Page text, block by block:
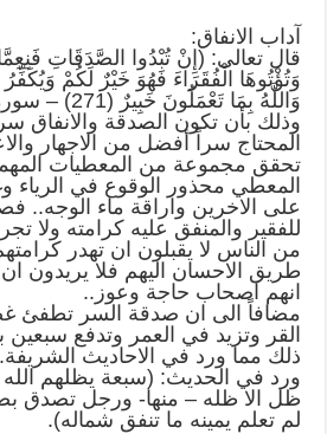
آداب الانفاق:
قال تعالى: (إِنْ تُبْدُوا الصَّدَقَاتِ
وَتُؤْتُوهَا الْفُقَرَاءَ فَهُوَ خَيْرٌ لَكُمْ
وَاللَّهُ بِمَا تَعْمَلُونَ خَبِيرٌ (271) – سورة البقرة-.
وذلك بأن تكون الصدقة والانفاق
المحتاج سراً أفضل من الاجهار
تحقق مجموعة من المعطيات
المعطي محذور الوقوع في الرياء
على الاخرين واراقة ماء الوجه..
للفقير والمنفق عليه كرامته ولا
من الناس لا يقبلون ان تهدر
طريق الاحسان اليهم فلا يريدون ان
انهم اصحاب حاجة وعوز..
مضافاً الى ان صدقة السر تطفئ
القر وتزيد في العمر وتدفع سبعين
ذلك مما ورد في الاحاديث
ورد في الحديث: (سبعة يظلهم الله
ظل الا ظله – منها- ورجل تصدق
لم تعلم يمينه ما تنفق شماله).